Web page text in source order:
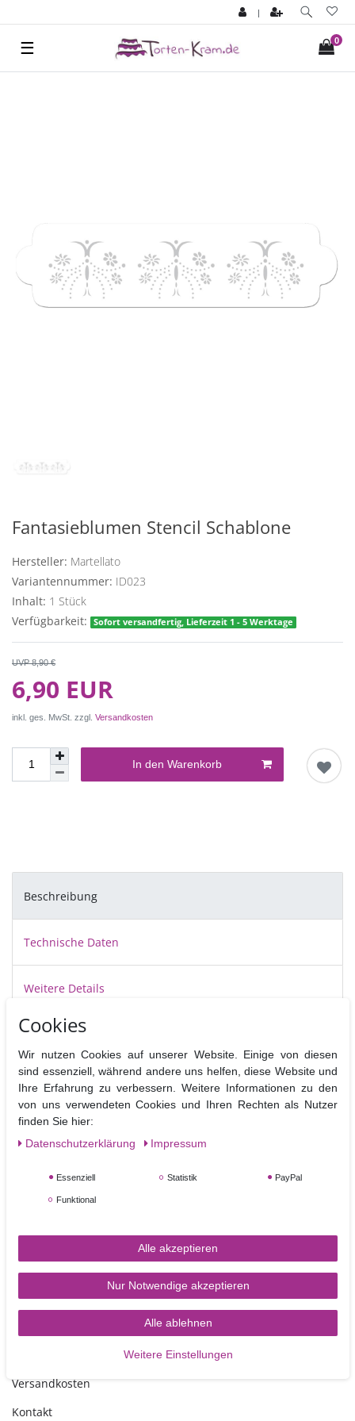
|
0
☰
Fantasieblumen Stencil Schablone
Hersteller: Martellato
Variantennummer: ID023
Inhalt: 1 Stück
Verfügbarkeit:
Sofort versandfertig, Lieferzeit 1 - 5 Werktage
UVP 8,90 €
6,90 EUR
inkl. ges. MwSt. zzgl. Versandkosten
In den Warenkorb
Beschreibung
Technische Daten
Weitere Details
Vielfalt an Möglichkeiten. Man kann damit Torten und Kekse schnell
und ohne Vorbereitung dekorieren.
Ob mit Icing, Puderfarben, Pastenfarben oder auch mit dem
Airbrushgerät, der Phantasie sind keine Grenzen gesetzt.
Material: Kunststoff
27,0 x 6,2 cm
TORTEN-KRAM
Versandkosten
Kontakt
Cookies
Wir nutzen Cookies auf unserer Website. Einige von diesen
sind essenziell, während andere uns helfen, diese Website und
Ihre Erfahrung zu verbessern. Weitere Informationen zu den
von uns verwendeten Cookies und Ihren Rechten als Nutzer
finden Sie hier:
Daten­schutz­erklärung
Impressum
Essenziell Statistik PayPal
Funktional
Alle akzeptieren
Nur Notwendige akzeptieren
Alle ablehnen
Weitere Einstellungen